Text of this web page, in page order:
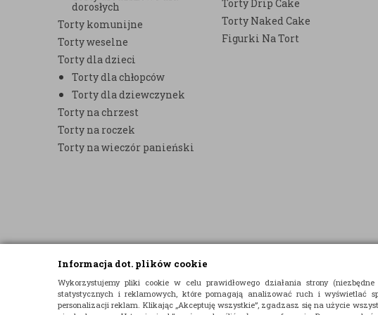
Informacja dot. plików cookie
Wykorzystujemy pliki cookie w celu prawidłowego działania strony
statystycznych i reklamowych, które pomagają analizować ruch i wyświetlać
personalizacji reklam. Klikając „Akceptuję wszystkie”, zgadzasz się na użycie
dorosłych
Torty komunijne
Torty weselne
Torty dla dzieci
Torty dla chłopców
Torty dla dziewczynek
Torty na chrzest
Torty na roczek
Torty na wieczór panieński
Torty Drip Cake
Torty Naked Cake
Figurki Na Tort
© 2015 E-TORT.PL - WSZELKIE PRAWA ZASTRZEŻONE
PROJEKT I OPROGRAMOWANIE SKLEPU:EBEXO